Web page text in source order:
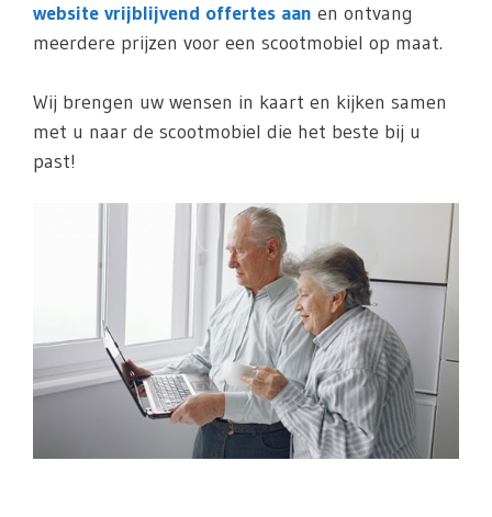
website vrijblijvend offertes aan en ontvang
meerdere prijzen voor een scootmobiel op maat.
Wij brengen uw wensen in kaart en kijken samen
met u naar de scootmobiel die het beste bij u
past!